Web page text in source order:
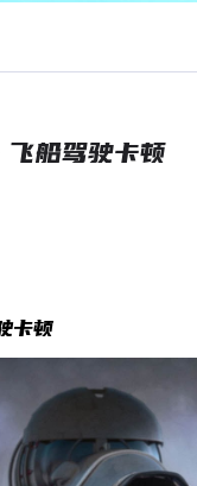
船驾驶卡顿
卡顿